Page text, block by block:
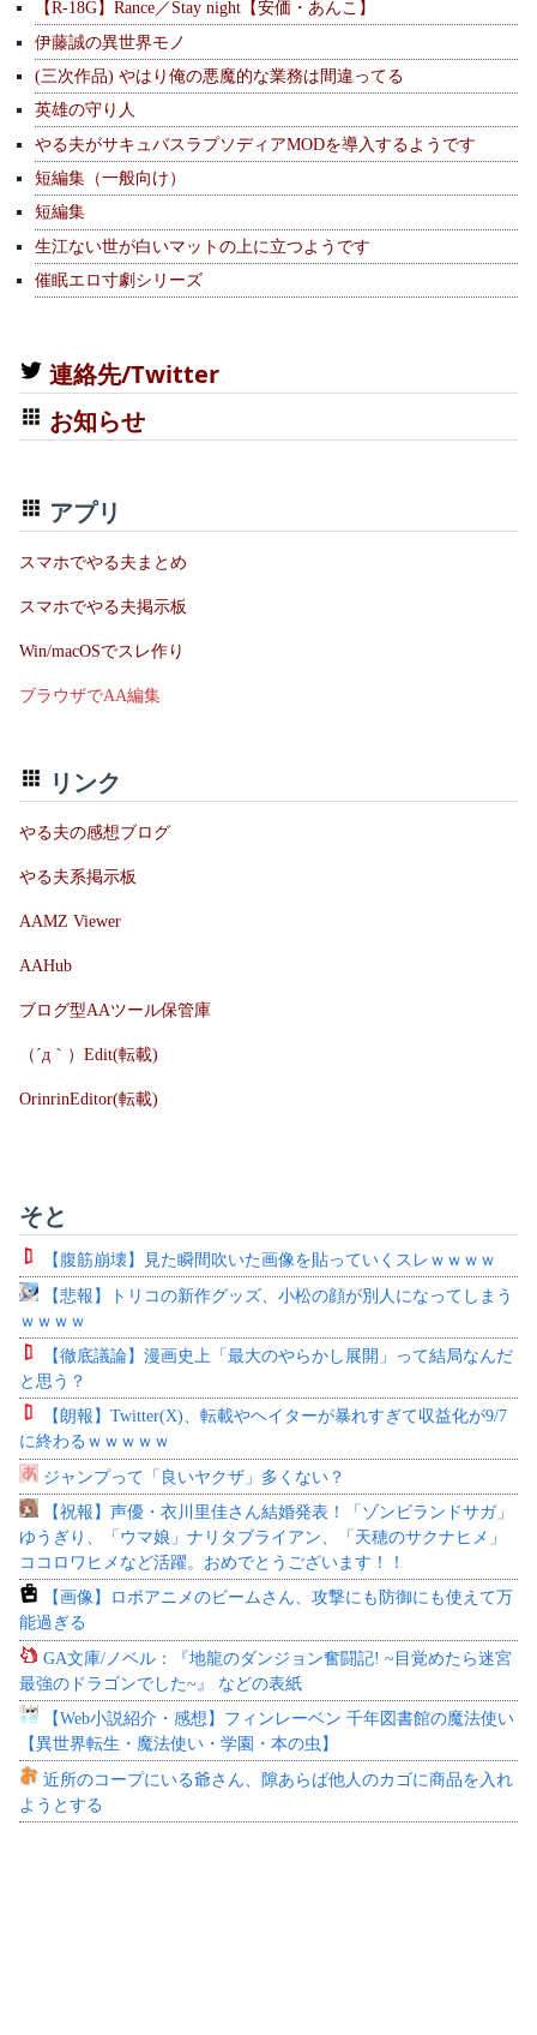
【R-18G】Rance／Stay night【安価・あんこ】
伊藤誠の異世界モノ
(三次作品) やはり俺の悪魔的な業務は間違ってる
英雄の守り人
やる夫がサキュバスラプソディアMODを導入するようです
短編集（一般向け）
短編集
生江ない世が白いマットの上に立つようです
催眠エロ寸劇シリーズ
連絡先/Twitter
お知らせ
アプリ
スマホでやる夫まとめ
スマホでやる夫掲示板
Win/macOSでスレ作り
ブラウザでAA編集
リンク
やる夫の感想ブログ
やる夫系掲示板
AAMZ Viewer
AAHub
ブログ型AAツール保管庫
（´д｀）Edit(転載)
OrinrinEditor(転載)
そと
【腹筋崩壊】見た瞬間吹いた画像を貼っていくスレｗｗｗｗ
【悲報】トリコの新作グッズ、小松の顔が別人になってしまう
ｗｗｗｗ
【徹底議論】漫画史上「最大のやらかし展開」って結局なんだ
と思う？
【朗報】Twitter(X)、転載やヘイターが暴れすぎて収益化が9/7
に終わるｗｗｗｗｗ
ジャンプって「良いヤクザ」多くない？
【祝報】声優・衣川里佳さん結婚発表！「ゾンビランドサガ」
ゆうぎり、「ウマ娘」ナリタブライアン、「天穂のサクナヒメ」
ココロワヒメなど活躍。おめでとうございます！！
【画像】ロボアニメのビームさん、攻撃にも防御にも使えて万
能過ぎる
GA文庫/ノベル：『地龍のダンジョン奮闘記! ~目覚めたら迷宮
最強のドラゴンでした~』 などの表紙
【Web小説紹介・感想】フィンレーベン 千年図書館の魔法使い
【異世界転生・魔法使い・学園・本の虫】
近所のコープにいる爺さん、隙あらば他人のカゴに商品を入れ
ようとする